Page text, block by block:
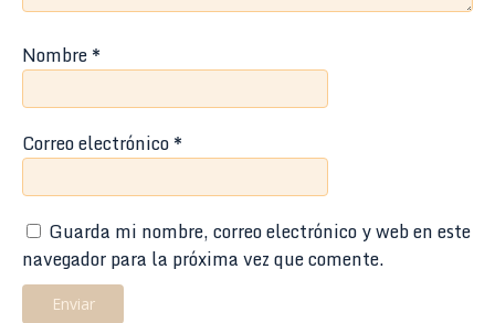
Nombre*
Correo electrónico*
Guarda mi nombre, correo electrónico y web en este
navegador para la próxima vez que comente.